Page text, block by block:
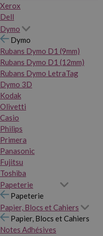
Xerox
Dell
Dymo
Dymo
Rubans Dymo D1 (9mm)
Rubans Dymo D1 (12mm)
Rubans Dymo LetraTag
Dymo 3D
Kodak
Olivetti
Casio
Philips
Primera
Panasonic
Fujitsu
Toshiba
Papeterie
Papeterie
Papier, Blocs et Cahiers
Papier, Blocs et Cahiers
Notes Adhésives